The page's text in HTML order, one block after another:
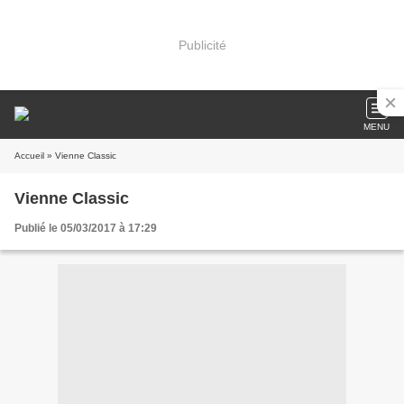
Publicité
MENU
Accueil » Vienne Classic
Vienne Classic
Publié le 05/03/2017 à 17:29